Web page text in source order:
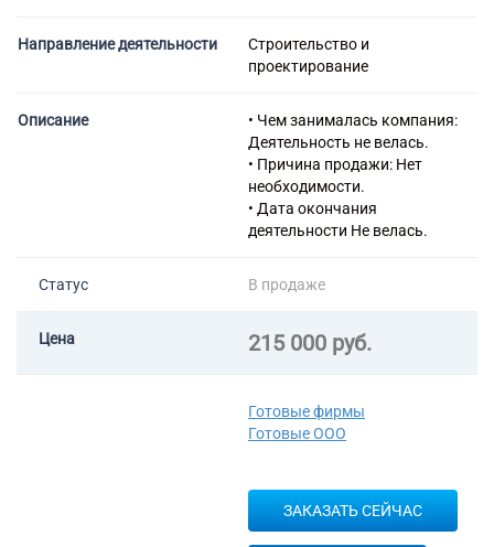
санитарно-технических работ,
монтаж отопительных систем
воздуха
43.29 Производство прочих
строительно-монтажных
работ
43.31 Производство
штукатурных работ
43.33 Работы по устройству
стен
43.34 Производство
43.39 Производство прочих
отделочных и завершающих
работ
кровельных работ
43.99 Работы строительные
специализированные прочие,
Направление деятельности
Строительство и
проектирование
Описание
• Чем занималась компания:
Деятельность не велась.
• Причина продажи: Нет
необходимости.
• Дата окончания
деятельности Не велась.
Статус В продаже
Цена 215 000 руб.
Готовые фирмы
Готовые ООО
ЗАКАЗАТЬ СЕЙЧАС